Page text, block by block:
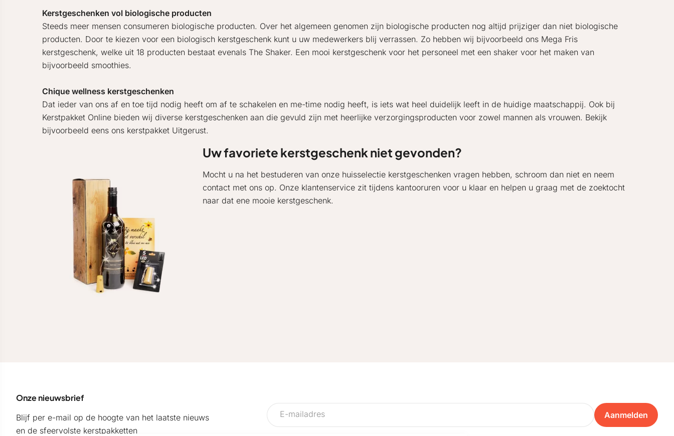
Kerstgeschenken vol biologische producten
Steeds meer mensen consumeren biologische producten. Over het algemeen genomen zijn biologische producten nog altijd prijziger dan niet biologische
producten. Door te kiezen voor een biologisch kerstgeschenk kunt u uw medewerkers blij verrassen. Zo hebben wij bijvoorbeeld ons Mega Fris
kerstgeschenk, welke uit 18 producten bestaat evenals The Shaker. Een mooi kerstgeschenk voor het personeel met een shaker voor het maken van
bijvoorbeeld smoothies.
Chique wellness kerstgeschenken
Dat ieder van ons af en toe tijd nodig heeft om af te schakelen en me-time nodig heeft, is iets wat heel duidelijk leeft in de huidige maatschappij. Ook bij
Kerstpakket Online bieden wij diverse kerstgeschenken aan die gevuld zijn met heerlijke verzorgingsproducten voor zowel mannen als vrouwen. Bekijk
bijvoorbeeld eens ons kerstpakket Uitgerust.
Uw favoriete kerstgeschenk niet gevonden?
Mocht u na het bestuderen van onze huisselectie kerstgeschenken vragen hebben, schroom dan niet en neem
contact met ons op. Onze klantenservice zit tijdens kantooruren voor u klaar en helpen u graag met de zoektocht
naar dat ene mooie kerstgeschenk.
Onze nieuwsbrief
Blijf per e-mail op de hoogte van het laatste nieuws
en de sfeervolste kerstpakketten
Aanmelden